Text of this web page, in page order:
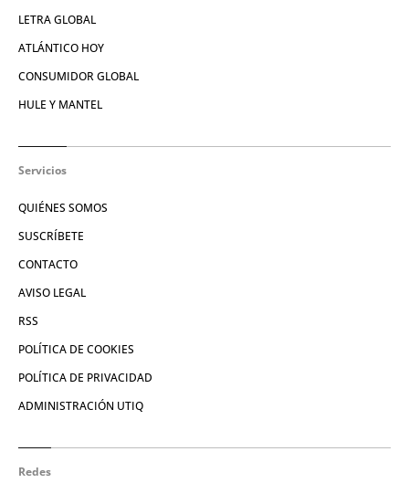
LETRA GLOBAL
ATLÁNTICO HOY
CONSUMIDOR GLOBAL
HULE Y MANTEL
Servicios
QUIÉNES SOMOS
SUSCRÍBETE
CONTACTO
AVISO LEGAL
RSS
POLÍTICA DE COOKIES
POLÍTICA DE PRIVACIDAD
ADMINISTRACIÓN UTIQ
Redes